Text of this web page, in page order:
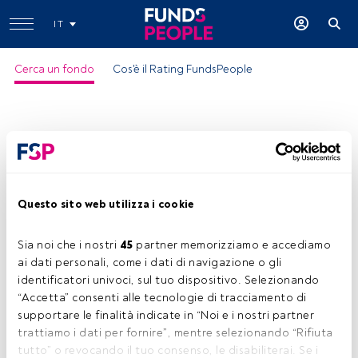
Questo sito web utilizza i cookie
Sia noi che i nostri 45 partner memorizziamo e accediamo
ai dati personali, come i dati di navigazione o gli
identificatori univoci, sul tuo dispositivo. Selezionando
“Accetta” consenti alle tecnologie di tracciamento di
supportare le finalità indicate in “Noi e i nostri partner
trattiamo i dati per fornire”, mentre selezionando “Rifiuta
tutto” o revocando il tuo consenso, le disabiliterai. Se i
IT
Cerca un fondo Cos'è il Rating FundsPeople